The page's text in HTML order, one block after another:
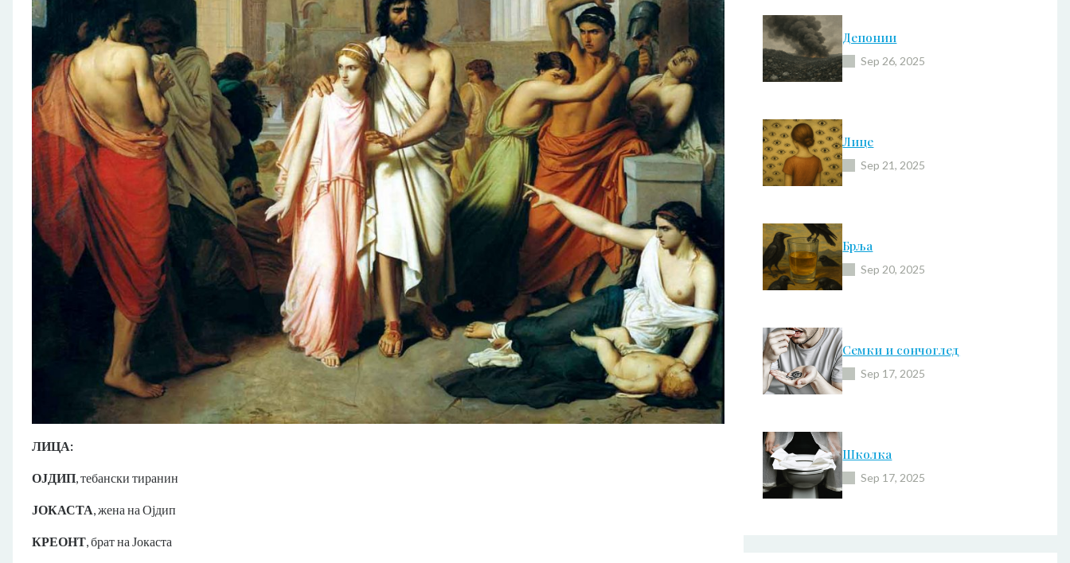
ЛИЦА:
ОЈДИП, тебански тиранин
ЈОКАСТА, жена на Ојдип
КРЕОНТ, брат на Јокаста
Депонии
Sep 26, 2025
Лице
Sep 21, 2025
Брља
Sep 20, 2025
Семки и сончоглед
Sep 17, 2025
Школка
Sep 17, 2025